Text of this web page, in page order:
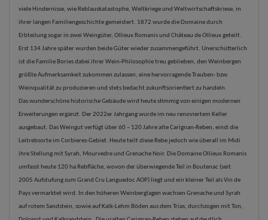
viele Hindernisse, wie Reblauskatastophe, Weltkriege und Weltwirtschaftskriese, in
ihrer langen Familiengeschichte gemeistert. 1872 wurde die Domaine durch
Erbteilung sogar in zwei Weingüter, Ollieux Romanis und Château de Ollieux geteilt.
Erst 134 Jahre später wurden beide Güter wieder zusammengeführt. Unerschütterlich
ist die Familie Bories dabei ihrer Wein-Philosophie treu geblieben, den Weinbergen
größte Aufmerksamkeit zukommen zulassen, eine hervorragende Trauben- bzw.
Weinqualität zu produzieren und stets bedacht zukunftsorientiert zu handeln.
Das wunderschöne historische Gebäude wird heute stimmig von einigen modernen
Erweiterungen ergänzt. Der 2022er Jahrgang wurde im neu renoviertem Keller
ausgebaut. Das Weingut verfügt über 60 – 120 Jahre alte Carignan-Reben, einst die
Leitrebsorte im Corbieres-Gebiet. Heute teilt diese Rebe jedoch wie überall im Midi
ihre Stellung mit Syrah, Mourvedre und Grenache Noir. Die Domaine Ollieux Romanis
umfasst heute 120 ha Rebfläche, wovon der überwiegende Teil in Boutenac (seit
2005 Aufstufung zum Grand Cru Languedoc AOP) liegt und ein kleiner Teil als Vin de
Pays vermarktet wird. In den höheren Weinberglagen wachsen Grenache und Syrah
auf rotem Sandstein, sowie auf Kalk-Lehm Böden aus dem Trias, durchzogen mit Ton,